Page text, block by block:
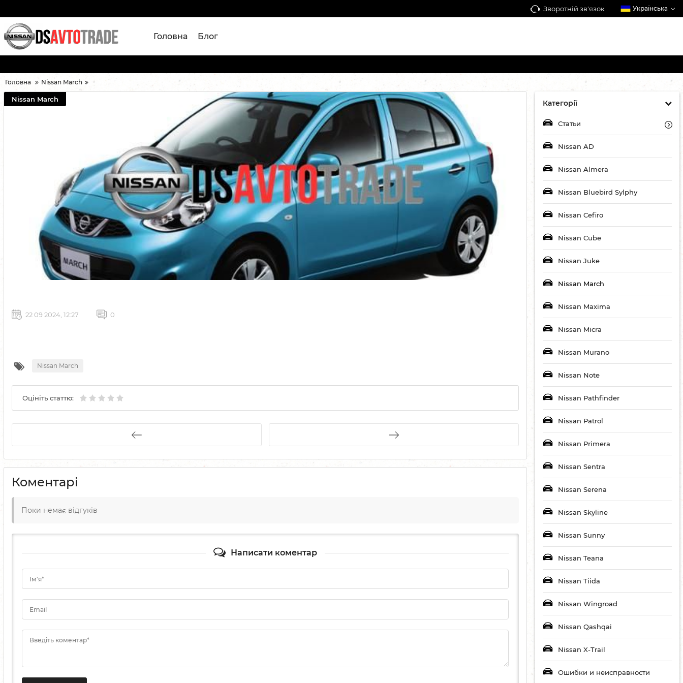
Зворотній зв'язок Українська
Головна Блог
Головна Nissan March
Категорії
Статьи
Nissan AD
Nissan Almera
Nissan Bluebird Sylphy
Nissan Cefiro
Nissan Cube
Nissan Juke
Nissan March
Nissan Maxima
Nissan Micra
Nissan Murano
Nissan Note
Nissan Pathfinder
Nissan Patrol
Nissan Primera
Nissan Sentra
Nissan Serena
Nissan Skyline
Nissan Sunny
Nissan Teana
Nissan Tiida
Nissan Wingroad
Nissan Qashqai
Nissan X-Trail
Ошибки и неисправности
Nissan March
22 09 2024, 12:27 0
Nissan March
Оцініть статтю:
Коментарі
Поки немає відгуків
Написати коментар
Ім'я*
Email
Введіть коментар*